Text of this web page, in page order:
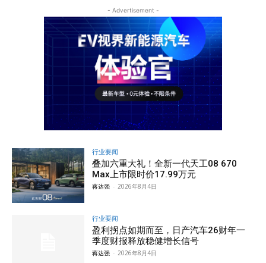
- Advertisement -
行业要闻
叠加六重大礼！全新一代天工08 670
Max上市限时价17.99万元
蒋达强 - 2026年8月4日
行业要闻
盈利拐点如期而至，日产汽车26财年一
季度财报释放稳健增长信号
蒋达强 - 2026年8月4日